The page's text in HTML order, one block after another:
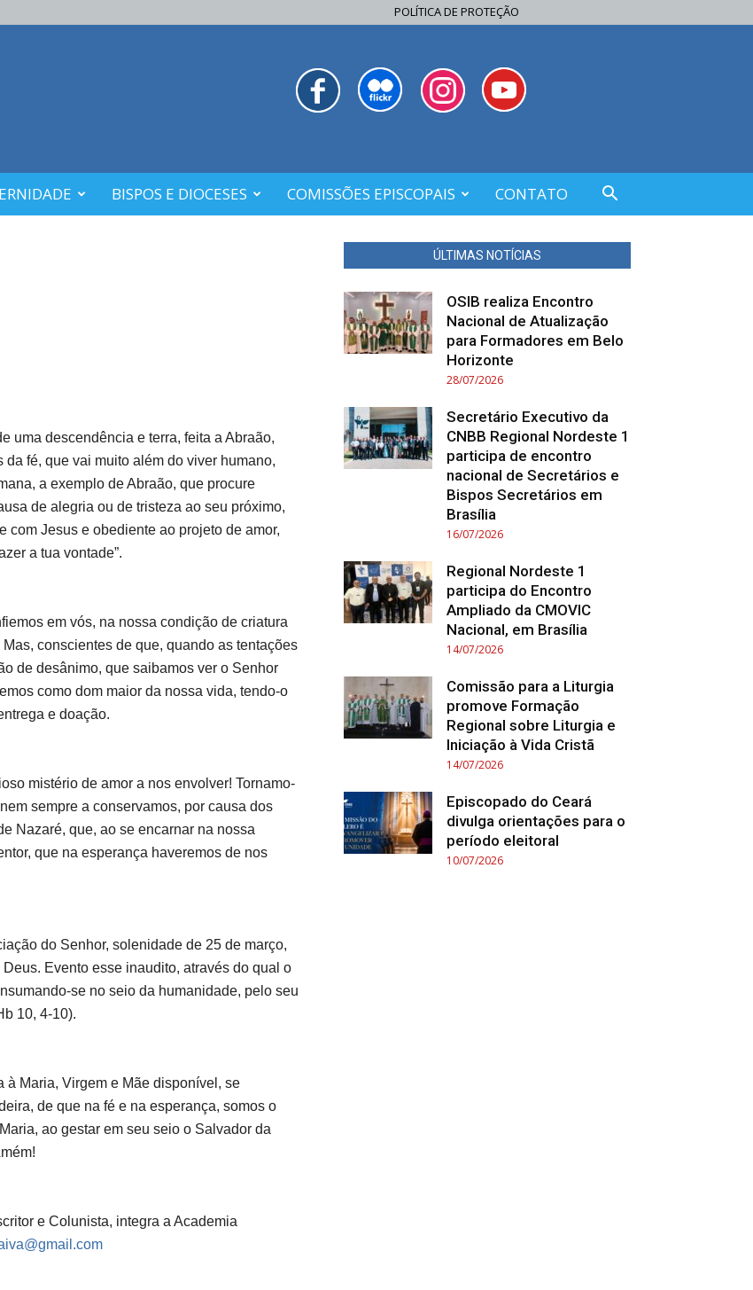
POLÍTICA DE PROTEÇÃO
BISPOS E DIOCESES COMISSÕES EPISCOPAIS CONTATO
uma descendência e terra, feita a Abraão,
fé, que vai muito além do viver humano,
a exemplo de Abraão, que procure
de alegria ou de tristeza ao seu próximo,
com Jesus e obediente ao projeto de amor,
a tua vontade”.
em vós, na nossa condição de criatura
conscientes de que, quando as tentações
de desânimo, que saibamos ver o Senhor
como dom maior da nossa vida, tendo-o
e doação.
mistério de amor a nos envolver! Tornamo-
sempre a conservamos, por causa dos
Nazaré, que, ao se encarnar na nossa
que na esperança haveremos de nos
do Senhor, solenidade de 25 de março,
Evento esse inaudito, através do qual o
se no seio da humanidade, pelo seu
10, 4-10).
à Maria, Virgem e Mãe disponível, se
de que na fé e na esperança, somos o
ao gestar em seu seio o Salvador da
e Colunista, integra a Academia
ÚLTIMAS NOTÍCIAS
OSIB realiza Encontro
Nacional de Atualização
para Formadores em Belo
Horizonte
28/07/2026
Secretário Executivo da
CNBB Regional Nordeste 1
participa de encontro
nacional de Secretários e
Bispos Secretários em
Brasília
16/07/2026
Regional Nordeste 1
participa do Encontro
Ampliado da CMOVIC
Nacional, em Brasília
14/07/2026
Comissão para a Liturgia
promove Formação
Regional sobre Liturgia e
Iniciação à Vida Cristã
14/07/2026
Episcopado do Ceará
divulga orientações para o
período eleitoral
10/07/2026